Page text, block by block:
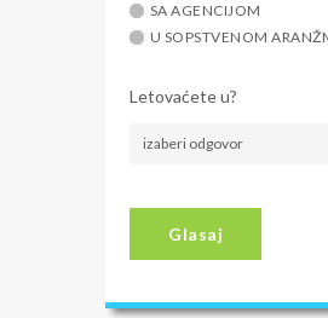
SA AGENCIJOM
U SOPSTVENOM
Letovaćete u?
izaberi odgovor
Glasaj